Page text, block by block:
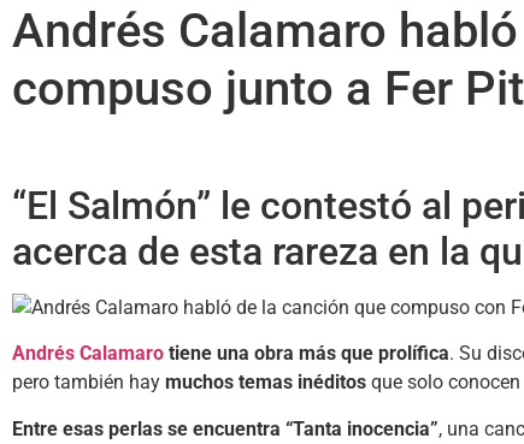
Andrés Calamaro
compuso junto a Fer
“El Salmón” le contestó al
acerca de esta rareza en la
Andrés Calamaro tiene una obra más que prolífica. Su
pero también hay muchos temas inéditos que solo
Entre esas perlas se encuentra “Tanta inocencia”, una